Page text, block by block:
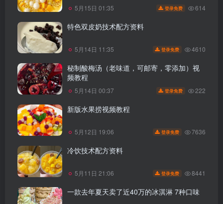
5月15日 01:35 登录免费 614
特色双皮奶技术配方资料
5月14日 11:35 登录免费 4610
秘制酸梅汤（老味道，可邮寄，零添加）视
频教程
5月14日 00:37 登录免费 222
新版水果捞视频教程
5月12日 19:06 登录免费 7636
冷饮技术配方资料
5月11日 21:06 登录免费 8441
一款去年夏天卖了近40万的冰淇淋 7种口味